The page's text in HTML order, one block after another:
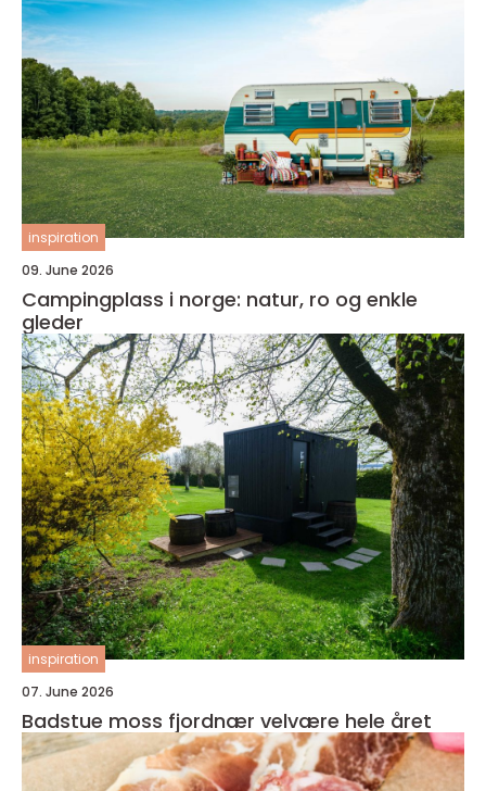
inspiration
09. June 2026
Campingplass i norge: natur, ro og enkle
gleder
inspiration
07. June 2026
Badstue moss fjordnær velvære hele året